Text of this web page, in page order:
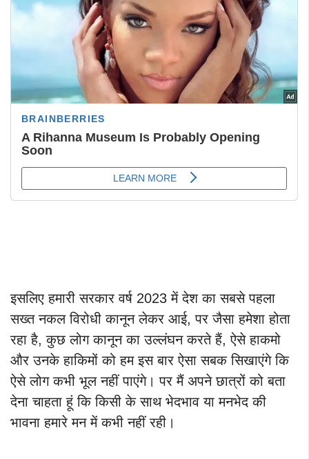
इसलिए हमारी सरकार वर्ष 2023 में देश का सबसे पहला
सख्त नकल विरोधी कानून लेकर आई, पर जैसा हमेशा होता
रहा है, कुछ लोग कानून का उल्लंघन करते हैं, ऐसे हाकमो
और उनके हाकिमों को हम इस बार ऐसा सबक सिखाएंगे कि
ऐसे लोग कभी भूल नहीं पाएंगे। पर मैं अपने छात्रों को बता
देना चाहता हूं कि किसी के साथ भेदभाव या मनभेद की
भावना हमारे मन में कभी नहीं रही।